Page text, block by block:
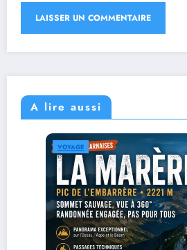
A lire aussi
VOYAGE